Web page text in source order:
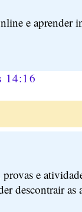
e aprender
14:16
e
descontrair as